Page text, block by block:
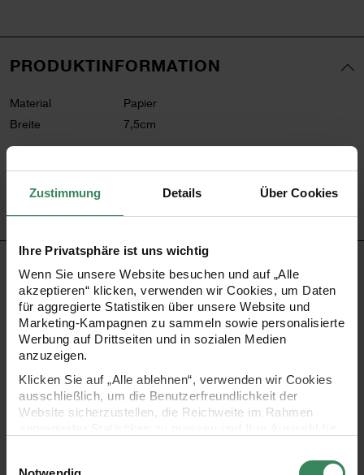
Zustimmung Details Über Cookies
Ihre Privatsphäre ist uns wichtig
Wenn Sie unsere Website besuchen und auf „Alle
akzeptieren“ klicken, verwenden wir Cookies, um Daten
für aggregierte Statistiken über unsere Website und
Marketing-Kampagnen zu sammeln sowie personalisierte
Werbung auf Drittseiten und in sozialen Medien
anzuzeigen.
Klicken Sie auf „Alle ablehnen“, verwenden wir Cookies
ausschließlich, um die Benutzerfreundlichkeit der
Website sicherzustellen, die Reichweite im Rahmen
Ihre Einwilligung ist freiwillig und kann jederzeit über den
PRODUKTINFORMATION
Material
Papier
Breite
7,5cm
Bestell-Nr. 3743409
PRODUKTBESCHREIBUNG
Die Papphäuser sind vorgestanzt und geklebt und werden
einfach entlang der gefalzten Linien zusammengefaltet.
Das Dach des Häuschens funktioniert wie ein Klappdeckel,
der immer wieder geschlossen oder geöffnet werden kann,
um die Häuser zu befüllen. Die Häuschen eignen sich
sowohl als Deko-Objekte als auch als süßer